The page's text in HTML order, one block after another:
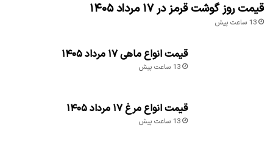
قیمت روز گوشت قرمز در ۱۷ مرداد ۱۴۰۵
13 ساعت پیش
قیمت انواع ماهی ۱۷ مرداد ۱۴۰۵
13 ساعت پیش
قیمت انواع مرغ ۱۷ مرداد ۱۴۰۵
13 ساعت پیش